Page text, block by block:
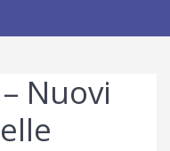
Nuovi